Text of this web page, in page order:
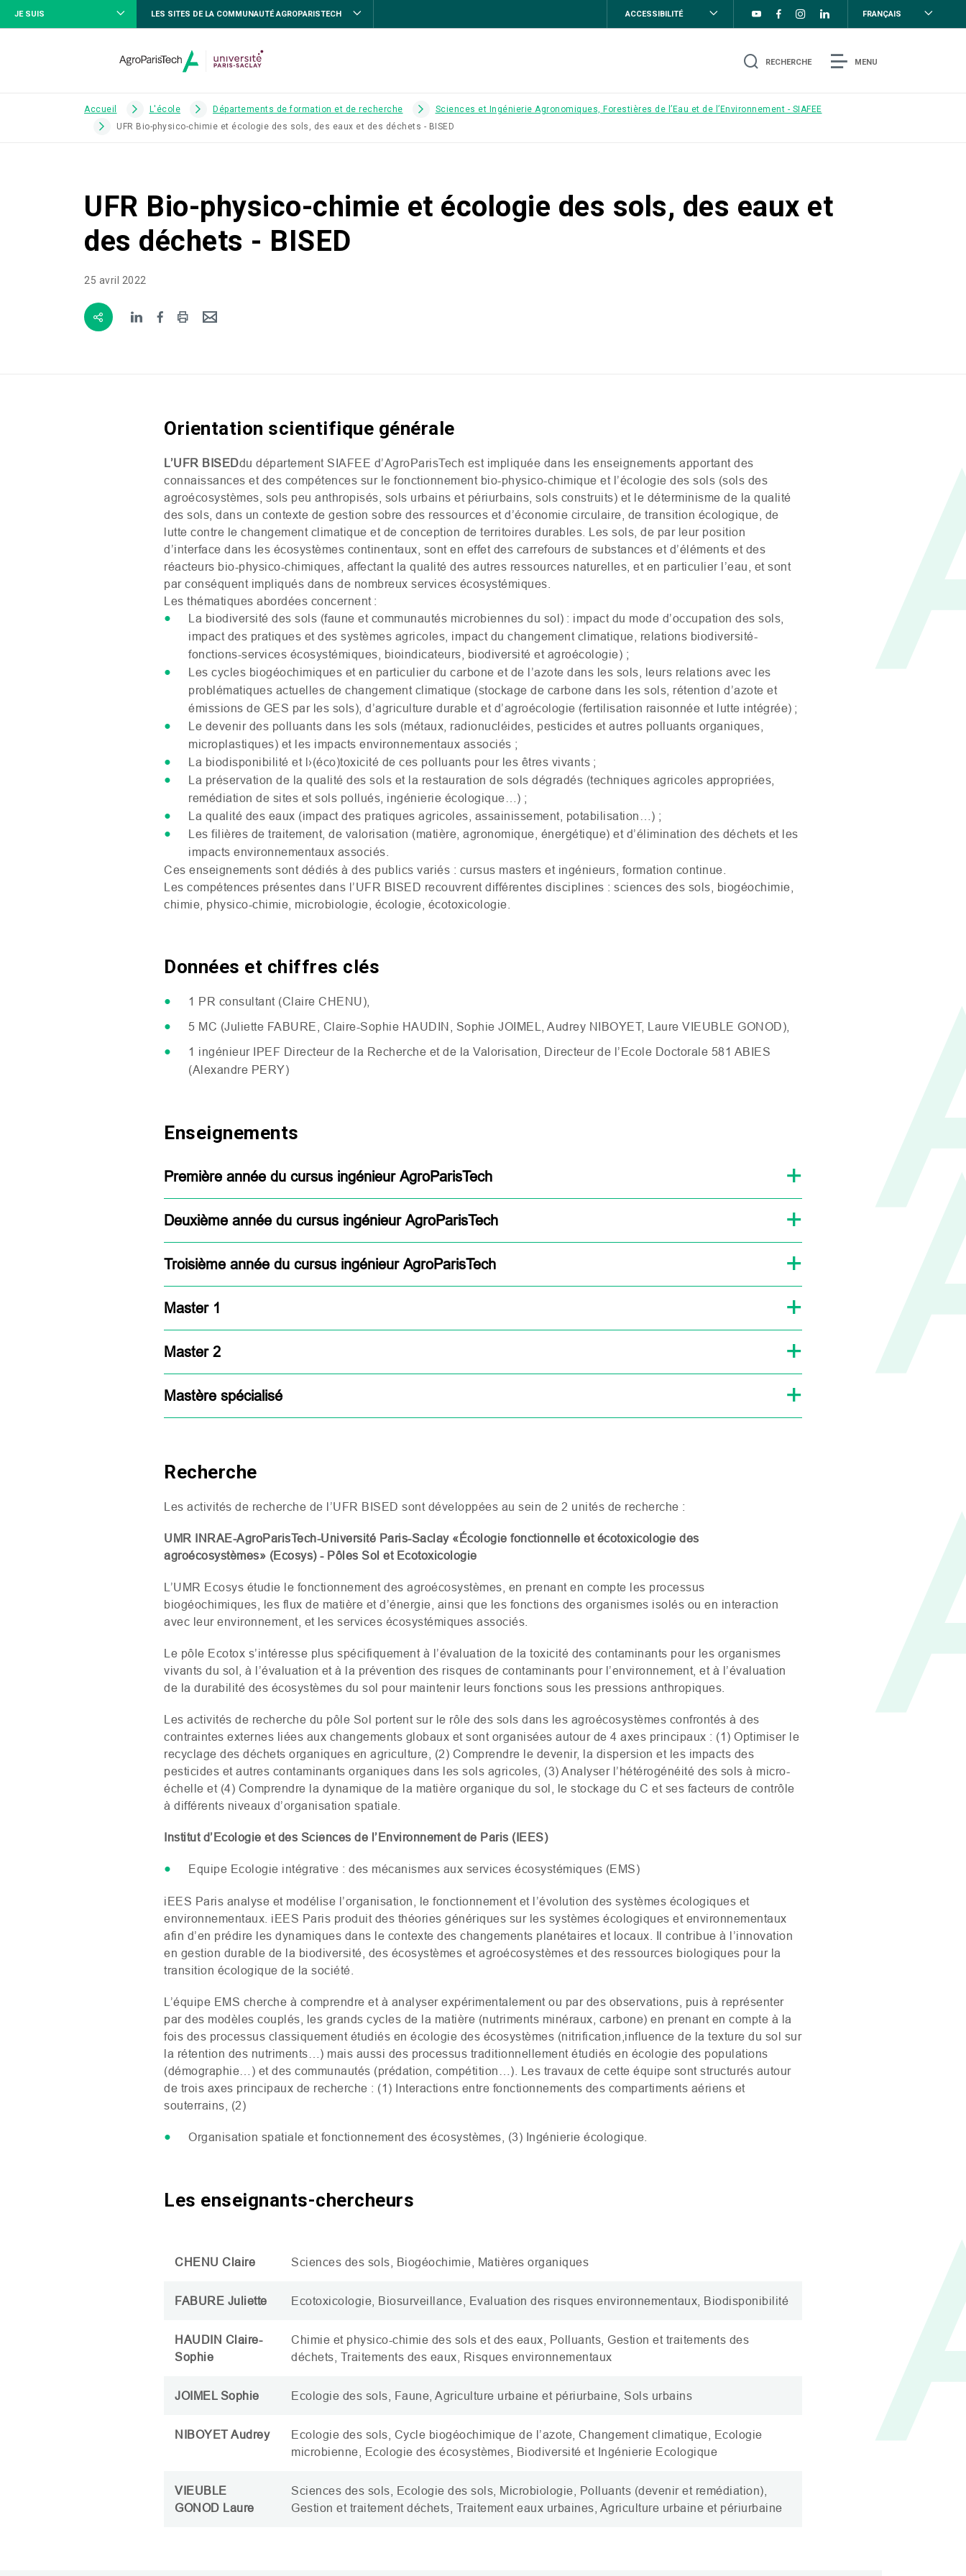
JE SUIS LES SITES DE LA COMMUNAUTÉ AGROPARISTECH ACCESSIBILITÉ FRANÇAIS
RECHERCHE MENU
Accueil L'école Départements de formation et de recherche
Sciences et Ingénierie Agronomiques, Forestières de l’Eau et de l’Environnement - SIAFEE
UFR Bio-physico-chimie et écologie des sols, des eaux et des déchets - BISED
UFR Bio-physico-chimie et écologie des sols, des eaux et
des déchets - BISED
25 avril 2022
Orientation scientifique générale
L’UFR BISEDdu département SIAFEE d’AgroParisTech est impliquée dans les enseignements apportant des
connaissances et des compétences sur le fonctionnement bio-physico-chimique et l’écologie des sols (sols des
agroécosystèmes, sols peu anthropisés, sols urbains et périurbains, sols construits) et le déterminisme de la qualité
des sols, dans un contexte de gestion sobre des ressources et d’économie circulaire, de transition écologique, de
lutte contre le changement climatique et de conception de territoires durables. Les sols, de par leur position
d’interface dans les écosystèmes continentaux, sont en effet des carrefours de substances et d’éléments et des
réacteurs bio-physico-chimiques, affectant la qualité des autres ressources naturelles, et en particulier l’eau, et sont
par conséquent impliqués dans de nombreux services écosystémiques.
Les thématiques abordées concernent :
La biodiversité des sols (faune et communautés microbiennes du sol) : impact du mode d’occupation des sols,
impact des pratiques et des systèmes agricoles, impact du changement climatique, relations biodiversité-
fonctions-services écosystémiques, bioindicateurs, biodiversité et agroécologie) ;
Les cycles biogéochimiques et en particulier du carbone et de l’azote dans les sols, leurs relations avec les
problématiques actuelles de changement climatique (stockage de carbone dans les sols, rétention d’azote et
émissions de GES par les sols), d’agriculture durable et d’agroécologie (fertilisation raisonnée et lutte intégrée) ;
Le devenir des polluants dans les sols (métaux, radionucléides, pesticides et autres polluants organiques,
microplastiques) et les impacts environnementaux associés ;
La biodisponibilité et l›(éco)toxicité de ces polluants pour les êtres vivants ;
La préservation de la qualité des sols et la restauration de sols dégradés (techniques agricoles appropriées,
remédiation de sites et sols pollués, ingénierie écologique…) ;
La qualité des eaux (impact des pratiques agricoles, assainissement, potabilisation…) ;
Les filières de traitement, de valorisation (matière, agronomique, énergétique) et d’élimination des déchets et les
impacts environnementaux associés.
Ces enseignements sont dédiés à des publics variés : cursus masters et ingénieurs, formation continue.
Les compétences présentes dans l’UFR BISED recouvrent différentes disciplines : sciences des sols, biogéochimie
chimie, physico-chimie, microbiologie, écologie, écotoxicologie.
Données et chiffres clés
1 PR consultant (Claire CHENU),
5 MC (Juliette FABURE , Claire-Sophie HAUDIN , Sophie JOIMEL , Audrey NIBOYET, Laure VIEUBLE GONOD),
1 ingénieur IPEF Directeur de la Recherche et de la Valorisation, Directeur de l’Ecole Doctorale 581 ABIES
(Alexandre PERY)
Enseignements
Première année du cursus ingénieur AgroParisTech
Deuxième année du cursus ingénieur AgroParisTech
Troisième année du cursus ingénieur AgroParisTech
Master 1
Master 2
Mastère spécialisé
Recherche
Les activités de recherche de l’UFR BISED sont développées au sein de 2 unités de recherche :
UMR INRAE-AgroParisTech-Université Paris-Saclay «Écologie fonctionnelle et écotoxicologie des
agroécosystèmes» (Ecosys) - Pôles Sol et Ecotoxicologie
L’UMR Ecosys étudie le fonctionnement des agroécosystèmes, en prenant en compte les processus
biogéochimiques, les flux de matière et d’énergie, ainsi que les fonctions des organismes isolés ou en interaction
avec leur environnement, et les services écosystémiques associés.
Le pôle Ecotox s’intéresse plus spécifiquement à l’évaluation de la toxicité des contaminants pour les organismes
vivants du sol, à l’évaluation et à la prévention des risques de contaminants pour l’environnement, et à l’évaluation
de la durabilité des écosystèmes du sol pour maintenir leurs fonctions sous les pressions anthropiques.
Les activités de recherche du pôle Sol portent sur le rôle des sols dans les agroécosystèmes confrontés à des
contraintes externes liées aux changements globaux et sont organisées autour de 4 axes principaux : (1) Optimiser le
recyclage des déchets organiques en agriculture, (2) Comprendre le devenir, la dispersion et les impacts des
pesticides et autres contaminants organiques dans les sols agricoles, (3) Analyser l’hétérogénéité des sols à micro-
échelle et (4) Comprendre la dynamique de la matière organique du sol, le stockage du C et ses facteurs de contrôle
à différents niveaux d’organisation spatiale.
Institut d’Ecologie et des Sciences de l’Environnement de Paris (IEES)
Equipe Ecologie intégrative : des mécanismes aux services écosystémiques (EMS)
iEES Paris analyse et modélise l’organisation, le fonctionnement et l’évolution des systèmes écologiques et
environnementaux. iEES Paris produit des théories génériques sur les systèmes écologiques et environnementaux
afin d’en prédire les dynamiques dans le contexte des changements planétaires et locaux. Il contribue à l’innovation
en gestion durable de la biodiversité, des écosystèmes et agroécosystèmes et des ressources biologiques pour la
transition écologique de la société.
L’équipe EMS cherche à comprendre et à analyser expérimentalement ou par des observations, puis à représenter
par des modèles couplés, les grands cycles de la matière (nutriments minéraux, carbone) en prenant en compte à la
fois des processus classiquement étudiés en écologie des écosystèmes (nitrification,influence de la texture du sol sur
la rétention des nutriments…) mais aussi des processus traditionnellement étudiés en écologie des populations
(démographie…) et des communautés (prédation, compétition…). Les travaux de cette équipe sont structurés autour
de trois axes principaux de recherche : (1) Interactions entre fonctionnements des compartiments aériens et
souterrains, (2)
Organisation spatiale et fonctionnement des écosystèmes, (3) Ingénierie écologique.
Les enseignants-chercheurs
CHENU Claire Sciences des sols, Biogéochimie , Matières organiques
FABURE Juliette Ecotoxicologie , Biosurveillance, Evaluation des risques environnementaux, Biodisponibilité
HAUDIN Claire-
Sophie
Chimie et physico-chimie des sols et des eaux, Polluants, Gestion et traitements des
déchets, Traitements des eaux, Risques environnementaux
JOIMELSophie Ecologie des sols, Faune, Agriculture urbaine et périurbaine, Sols urbains
NIBOYET Audrey
Ecologie des sols, Cycle biogéochimique de l’azote, Changement climatique, Ecologie
microbienne, Ecologie des écosystèmes, Biodiversité et Ingénierie Ecologique
VIEUBLE
GONOD Laure
Sciences des sols, Ecologie des sols, Microbiologie, Polluants (devenir et remédiation),
Gestion et traitement déchets, Traitement eaux urbaines , Agriculture urbaine et périurbaine